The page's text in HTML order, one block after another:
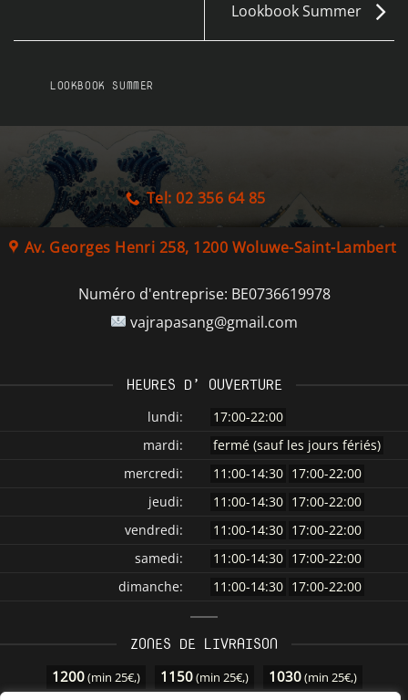
Lookbook Summer
LOOKBOOK SUMMER
Tel: 02 356 64 85
Av. Georges Henri 258, 1200 Woluwe-Saint-Lambert
Numéro d'entreprise: BE0736619978
vajrapasang@gmail.com
HEURES D’ OUVERTURE
lundi:
17:00-22:00
mardi:
fermé (sauf les jours fériés)
mercredi:
11:00-14:30 17:00-22:00
jeudi:
11:00-14:30 17:00-22:00
vendredi:
11:00-14:30 17:00-22:00
samedi:
11:00-14:30 17:00-22:00
dimanche:
11:00-14:30 17:00-22:00
ZONES DE LIVRAISON
1200(min 25€,) 1150(min 25€,) 1030(min 25€,)